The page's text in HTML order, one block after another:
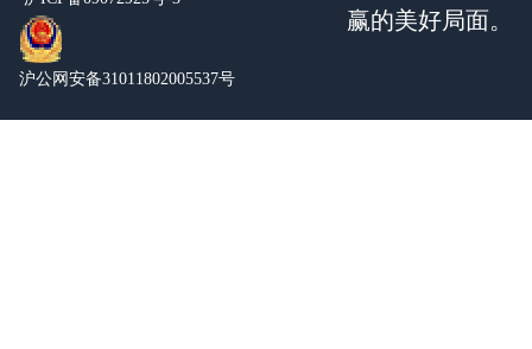
沪公网安备31011802005537号
赢的美好局面。